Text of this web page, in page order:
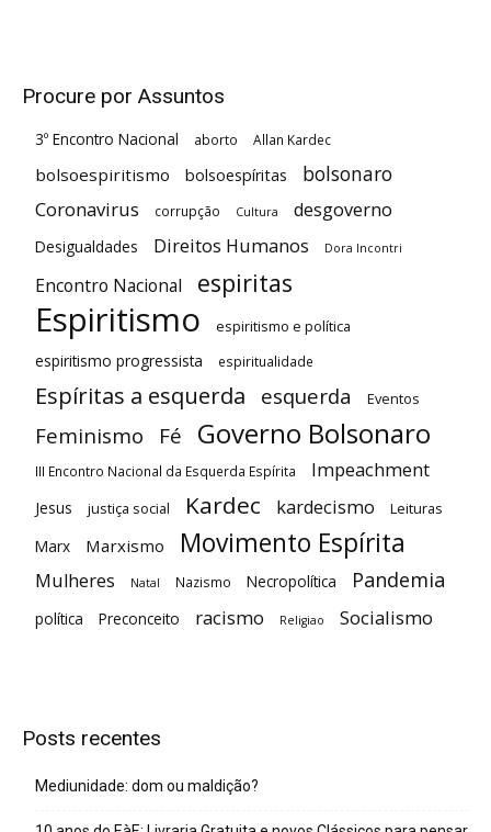
Procure por Assuntos
3º Encontro Nacional aborto Allan Kardec
bolsoespiritismo bolsoespíritas bolsonaro
Coronavirus corrupção Cultura desgoverno
Desigualdades Direitos Humanos Dora Incontri
Encontro Nacional espiritas
Espiritismo espiritismo e política
espiritismo progressista espiritualidade
Espíritas a esquerda esquerda Eventos
Feminismo Fé Governo Bolsonaro
III Encontro Nacional da Esquerda Espírita Impeachment
Jesus justiça social Kardec kardecismo Leituras
Marx Marxismo Movimento Espírita
Mulheres Natal Nazismo Necropolítica Pandemia
política Preconceito racismo Religiao Socialismo
Posts recentes
Mediunidade: dom ou maldição?